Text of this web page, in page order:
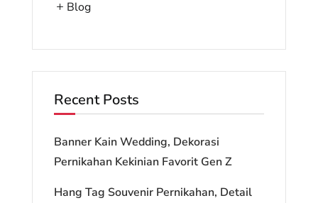
Blog
Recent Posts
Banner Kain Wedding, Dekorasi
Pernikahan Kekinian Favorit Gen Z
Hang Tag Souvenir Pernikahan, Detail